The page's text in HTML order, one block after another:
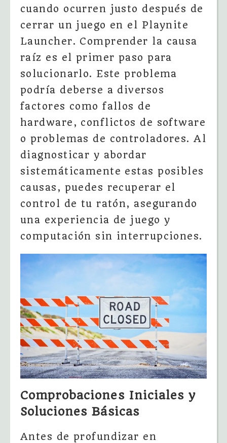
cuando ocurren justo después de
cerrar un juego en el Playnite
Launcher. Comprender la causa
raíz es el primer paso para
solucionarlo. Este problema
podría deberse a diversos
factores como fallos de
hardware, conflictos de software
o problemas de controladores. Al
diagnosticar y abordar
sistemáticamente estas posibles
causas, puedes recuperar el
control de tu ratón, asegurando
una experiencia de juego y
computación sin interrupciones.
Comprobaciones Iniciales y
Soluciones Básicas
Antes de profundizar en